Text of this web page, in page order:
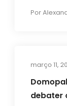
Por
março 11,
debater